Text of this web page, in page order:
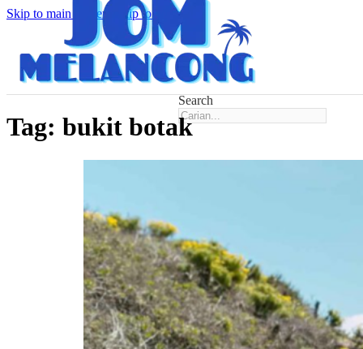
Skip to main content Skip to footer
Search
Tag: bukit botak